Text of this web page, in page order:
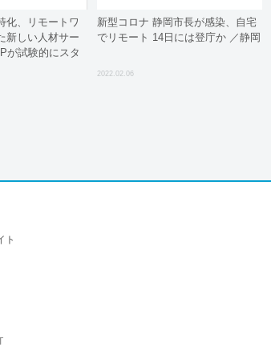
化、リモートワ
新しい人材サー
が試験的にスタ
新型コロナ 静岡市長が感染、自宅
でリモート 14日には登庁か ／静岡
2022.02.06
ト